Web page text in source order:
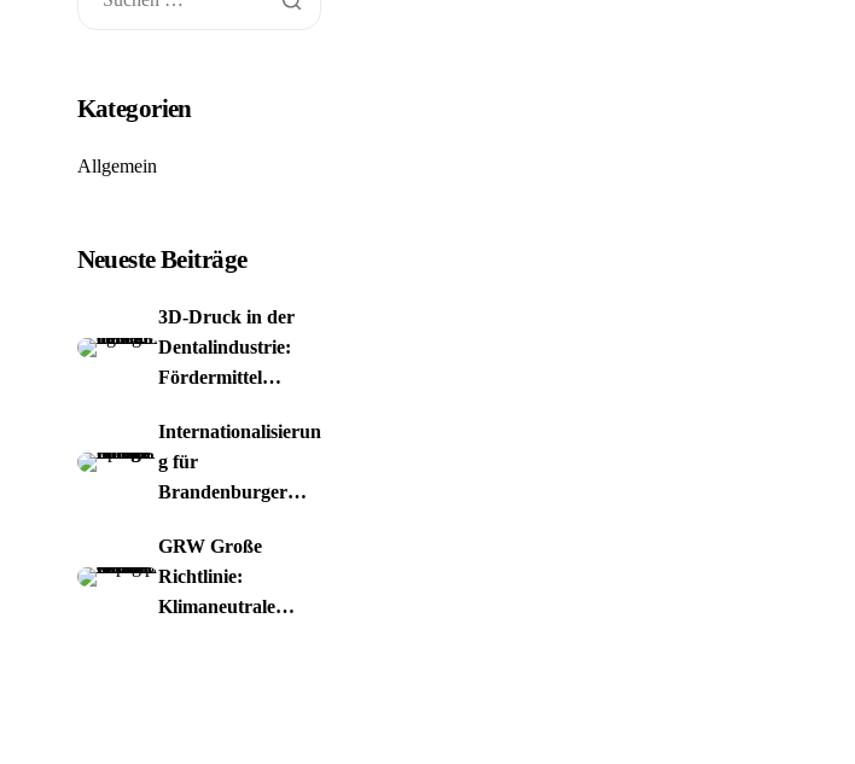
Kategorien
Allgemein
Neueste Beiträge
3D-Druck in der
Dentalindustrie:
Fördermittel
Internationalisierun
g für
Brandenburger
GRW Große
Richtlinie:
Klimaneutrale